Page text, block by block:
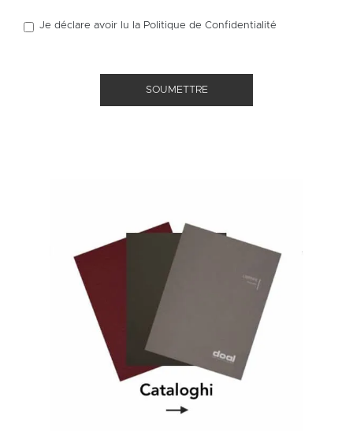
Je déclare avoir lu la Politique de Confidentialité
SOUMETTRE